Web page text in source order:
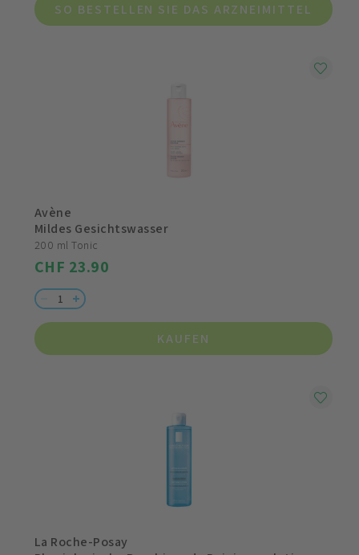
SO BESTELLEN SIE DAS ARZNEIMITTEL
Avène
Mildes Gesichtswasser
200 ml Tonic
CHF 23.90
KAUFEN
La Roche-Posay